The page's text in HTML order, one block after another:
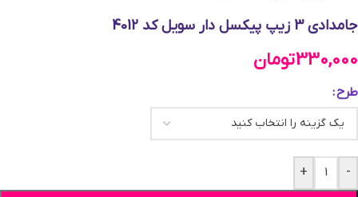
جامدادی 3 زیپ پیکسل دار سویل کد 4012
330,000تومان
طرح
-
+